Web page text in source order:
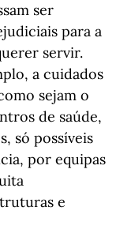
ser
para a
servir.
a cuidados
sejam o
de saúde,
só possíveis
por equipas
e